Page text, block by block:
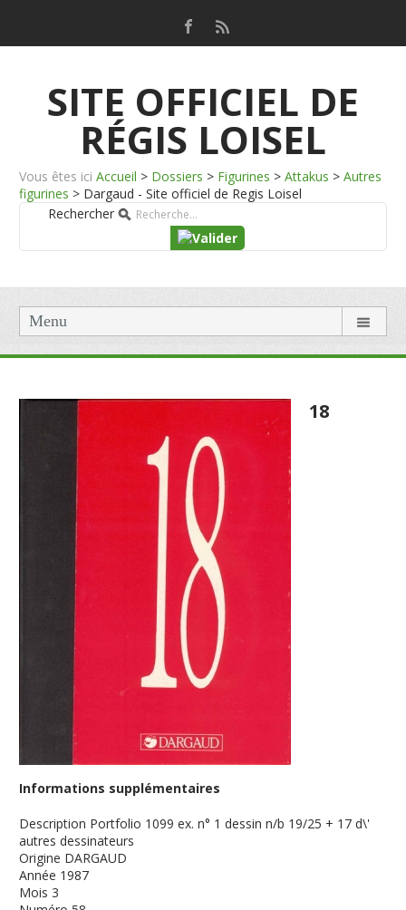
SITE OFFICIEL DE
RÉGIS LOISEL
Vous êtes ici Accueil > Dossiers > Figurines > Attakus > Autres
figurines > Dargaud - Site officiel de Regis Loisel
Rechercher
Menu
18
Informations supplémentaires
Description Portfolio 1099 ex. n° 1 dessin n/b 19/25 + 17 d\'
autres dessinateurs
Origine DARGAUD
Année 1987
Mois 3